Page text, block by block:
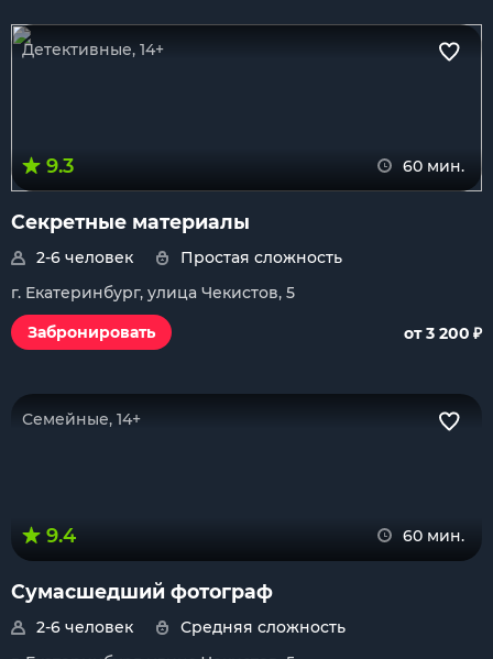
Детективные, 14+
9.3 60 мин.
Секретные материалы
2-6 человек
Простая сложность
г. Екатеринбург, улица Чекистов, 5
Забронировать
от 3 200 ₽
Семейные, 14+
9.4 60 мин.
Сумасшедший фотограф
2-6 человек
Средняя сложность